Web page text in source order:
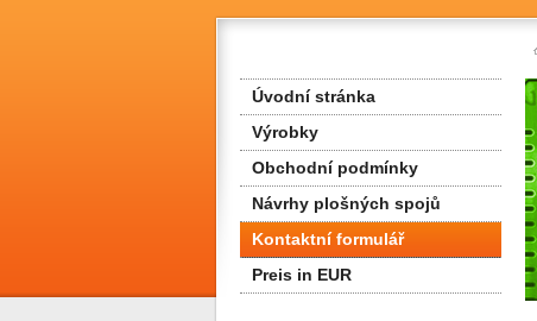
Úvodní stránka
Výrobky
Obchodní podmínky
Návrhy plošných spojů
Kontaktní formulář
Preis in EUR